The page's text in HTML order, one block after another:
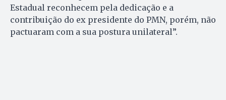
Estadual reconhecem pela dedicação e a
contribuição do ex presidente do PMN, porém, não
pactuaram com a sua postura unilateral”.